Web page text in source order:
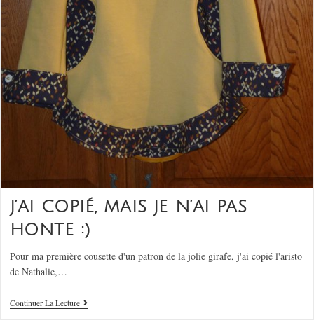
J’AI COPIÉ, MAIS JE N’AI PAS
HONTE :)
Pour ma première cousette d'un patron de la jolie girafe, j'ai copié l'aristo
de Nathalie,…
Continuer La Lecture